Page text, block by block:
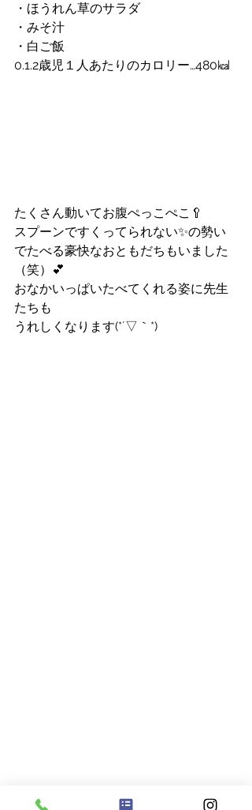
・ほうれん草のサラダ
・みそ汁
・白ご飯
0.1.2歳児１人あたりのカロリー…480㎉
たくさん動いてお腹ぺっこぺこ🥄
スプーンですくってられない✨の勢い
でたべる豪快なおともだちもいました
（笑）💕
おなかいっぱいたべてくれる姿に先生
たちも
うれしくなります(*´▽｀*)